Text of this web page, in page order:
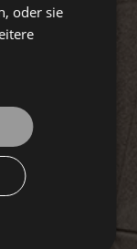
oder sie